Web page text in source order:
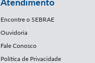
Encontre o SEBRAE
Ouvidoria
Fale Conosco
Política de Privacidade